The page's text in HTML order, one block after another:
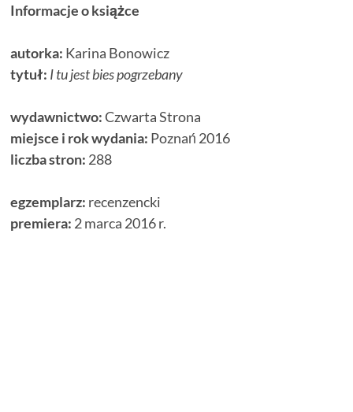
Informacje o książce
autorka: Karina Bonowicz
tytuł: I tu jest bies pogrzebany
wydawnictwo:Czwarta Strona
miejsce i rok wydania: Poznań 2016
liczba stron: 288
egzemplarz: recenzencki
premiera: 2 marca 2016 r.